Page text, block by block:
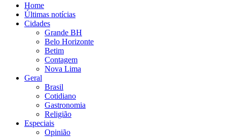
Home
Últimas notícias
Cidades
Grande BH
Belo Horizonte
Betim
Contagem
Nova Lima
Geral
Brasil
Cotidiano
Gastronomia
Religião
Especiais
Opinião